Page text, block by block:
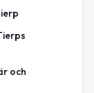
och